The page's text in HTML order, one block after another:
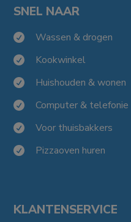
SNEL NAAR
 Wassen & drogen
 Kookwinkel
 Huishouden & wonen
 Computer & telefonie
 Voor thuisbakkers
 Pizzaoven huren
KLANTENSERVICE